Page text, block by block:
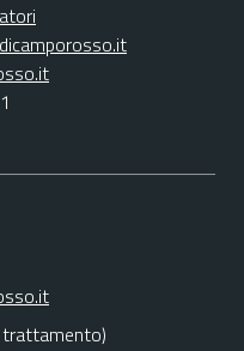
trattamento)